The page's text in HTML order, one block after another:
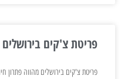
פריטת צ'קים בירושלים
פריטת צ'קים בירושלים מהווה פתרון